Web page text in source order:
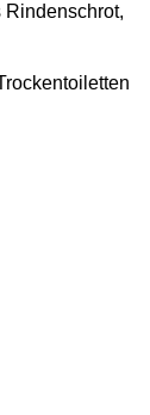
Rindenschrot,